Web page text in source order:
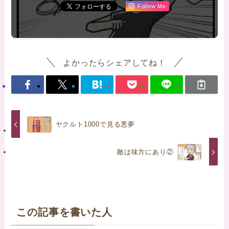
Follow Me
よかったらシェアしてね！
ヤクルト1000で見る悪夢
敵は味方にあり②
この記事を書いた人